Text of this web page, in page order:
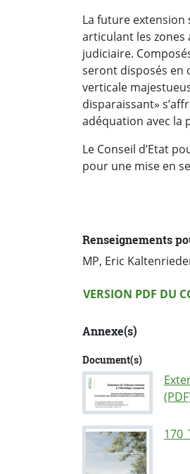
La future
articulant les zones
judiciaire.
seront disposés en
verticale
disparaissant»
adéquation avec la
Le Conseil d’Etat
pour une mise en
Renseignements
MP, Eric
Version
VERSION PDF DU
Annexe(s)
Document(s)